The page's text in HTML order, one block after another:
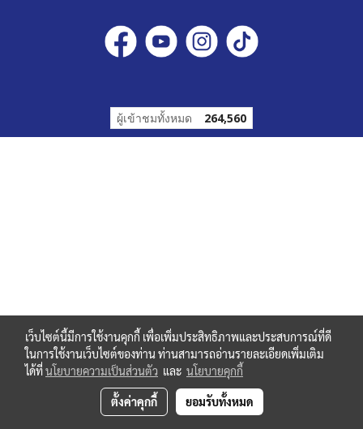
ผู้เข้าชมทั้งหมด 264,560
เว็บไซต์นี้มีการใช้งานคุกกี้ เพื่อเพิ่มประสิทธิภาพและประสบการณ์ที่ดี
ในการใช้งานเว็บไซต์ของท่าน ท่านสามารถอ่านรายละเอียดเพิ่มเติม
ได้ที่นโยบายความเป็นส่วนตัว และ นโยบายคุกกี้
ตั้งค่าคุกกี้ ยอมรับทั้งหมด